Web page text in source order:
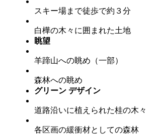
スキー場まで徒歩で約３分
白樺の木々に囲まれた土地
眺望
羊蹄山への眺め（一部）
森林への眺め
グリーン デザイン
道路沿いに植えられた桂の木々
各区画の緩衝材としての森林